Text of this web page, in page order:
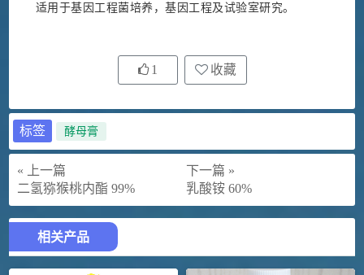
适用于基因工程菌培养，基因工程及试验室研究。
1 收藏
标签 酵母膏
« 上一篇
二氢猕猴桃内酯 99%
下一篇 »
乳酸铵 60%
相关产品